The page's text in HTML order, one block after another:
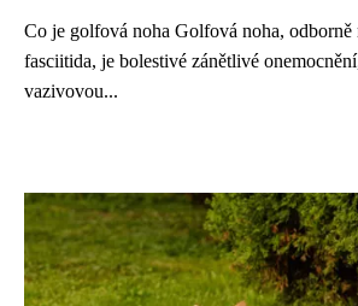
Co je golfová noha Golfová noha, odborně
fasciitida, je bolestivé zánětlivé
vazivovou...